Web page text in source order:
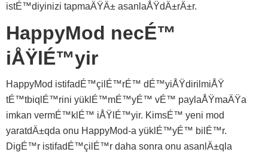
istÉ™diyinizi tapmaÄŸÄ± asanlaÅŸdÄ±rÄ±r.
HappyMod necÉ™
iÅŸlÉ™yir
HappyMod istifadÉ™çilÉ™rÉ™ dÉ™yiÅŸdirilmiÅŸ
tÉ™tbiqlÉ™rini yüklÉ™mÉ™yÉ™ vÉ™ paylaÅŸmaÄŸa
imkan vermÉ™klÉ™ iÅŸlÉ™yir. KimsÉ™ yeni mod
yaratdÄ±qda onu HappyMod-a yüklÉ™yÉ™ bilÉ™r.
DigÉ™r istifadÉ™çilÉ™r daha sonra onu asanlÄ±qla